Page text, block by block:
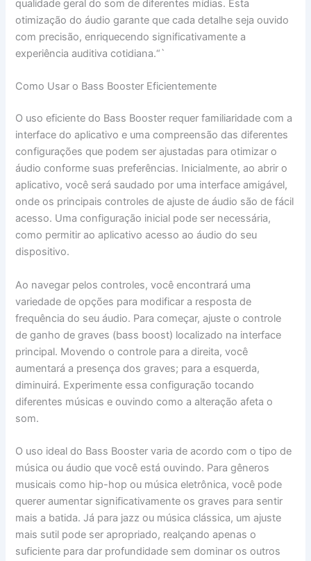
qualidade geral do som de diferentes mídias. Esta
otimização do áudio garante que cada detalhe seja ouvido
com precisão, enriquecendo significativamente a
experiência auditiva cotidiana.“`
Como Usar o Bass Booster Eficientemente
O uso eficiente do Bass Booster requer familiaridade com a
interface do aplicativo e uma compreensão das diferentes
configurações que podem ser ajustadas para otimizar o
áudio conforme suas preferências. Inicialmente, ao abrir o
aplicativo, você será saudado por uma interface amigável,
onde os principais controles de ajuste de áudio são de fácil
acesso. Uma configuração inicial pode ser necessária,
como permitir ao aplicativo acesso ao áudio do seu
dispositivo.
Ao navegar pelos controles, você encontrará uma
variedade de opções para modificar a resposta de
frequência do seu áudio. Para começar, ajuste o controle
de ganho de graves (bass boost) localizado na interface
principal. Movendo o controle para a direita, você
aumentará a presença dos graves; para a esquerda,
diminuirá. Experimente essa configuração tocando
diferentes músicas e ouvindo como a alteração afeta o
som.
O uso ideal do Bass Booster varia de acordo com o tipo de
música ou áudio que você está ouvindo. Para gêneros
musicais como hip-hop ou música eletrônica, você pode
querer aumentar significativamente os graves para sentir
mais a batida. Já para jazz ou música clássica, um ajuste
mais sutil pode ser apropriado, realçando apenas o
suficiente para dar profundidade sem dominar os outros